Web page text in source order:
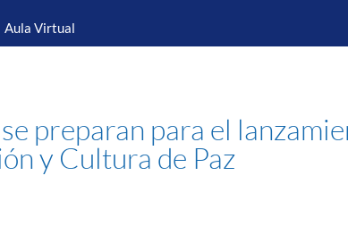
Aula Virtual
preparan para el
y Cultura de Paz